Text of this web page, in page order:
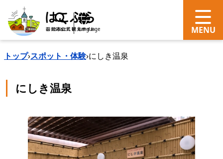
search Language
トップ›スポット・体験›にしき温泉
にしき温泉